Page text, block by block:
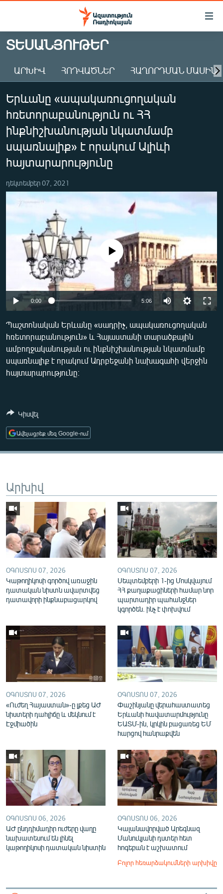
Մատչելիության
Անցնել
հիմնական
Անցնել
հիմնական
մենյուին
Որոնում
ԱԶԱՏՈՒԹՅՈՒՆ TV
ՀԱՅԱՍՏԱՆ
ԸՆՏՐՈՒԹՅՈՒՆՆԵՐ 2026
ԻՐԱՎՈՒՆՔ
ՀԱՍԱՐԱԿՈՒԹՅՈՒՆ
ՏՆՏԵՍՈՒԹՅՈՒՆ
ՊԱՏԵՐԱԶՄԻ 6 ՇԱԲԱԹՆԵՐԸ
ՏԱՐԱԾԱՇՐՋԱՆ
ՄԻՋԱԶԳԱՅԻՆ
ՄՇԱԿՈՒՅԹ
ՍՊՈՐՏ
ՄԵԿՆԱԲԱՆՈՒԹՅՈՒՆ
ՏՏ ԵՒ ԻՆՏԵՐՆԵՏ
ԿՈՐՈՆԱՎԻՐՈՒՍ
ԱՐԽԻՎ
ՏԵՍԱՆՅՈՒԹԵՐ
ԲԱՆԱՎԵՃ
ՓՈԴՔԱՍԹ
Հայերեն
English
ՀԵՏԵՎԵՔ ՄԵԶ
«Ազատության» բոլոր կայքերը
ՏԵՍԱՆՅՈՒԹԵՐ
ԱՐԽԻՎ ՀՈԴՎԱԾՆԵՐ ՀԱՂՈՐԴՄԱՆ ՄԱՍԻՆ
Երևանը «ապակառուցողական
հռետորաբանություն ու ՀՀ
ինքնիշխանության նկատմամբ
սպառնալիք» է որակում Ալիևի
հայտարարությունը
դեկտեմբեր 07, 2021
No media source currently available
0:00 5:06
Պաշտոնական Երևանը «սադրիչ, ապակառուցողական
հռետորաբանություն» և Հայաստանի տարածքային
ամբողջականության ու ինքնիշխանության նկատմամբ
սպառնալիք է որակում Ադրբեջանի նախագահի վերջին
հայտարարությունը։
Կիսվել
Ավելացրեք մեզ Google-ում
Արխիվ
ՕԳՈՍՏՈՍ 07, 2026
Կաթողիկոսի գործով առաջին
դատական նիստն ավարտվեց
դատավորի ինքնաբացարկով
ՕԳՈՍՏՈՍ 07, 2026
Սեպտեմբերի 1-ից Մոսկվայում
ՀՀ քաղաքացիների համար նոր
պարտադիր պահանջներ
կգործեն. ինչ է փոխվում
ՕԳՈՍՏՈՍ 07, 2026
«Ուժեղ Հայաստան»-ը լքեց ԱԺ
նիստերի դահլիճը և մեկնում է
Էջմիածին
ՕԳՈՍՏՈՍ 07, 2026
Փաշինյանը վերահաստատեց
Երևանի հավատարմությունը
ԵԱՏՄ-ին, կրկին բացառեց ԵՄ
հարցով հանրաքվեն
ՕԳՈՍՏՈՍ 06, 2026
ԱԺ ընդդիմադիր ուժերը վաղը
նախատեսում են լինել
կաթողիկոսի դատական նիստին
ՕԳՈՍՏՈՍ 06, 2026
Կալանավորված Արեգնազ
Մանուկյանի դստեր հետ
հոգեբան է աշխատում
Բոլոր հեռարձակումների արխիվը